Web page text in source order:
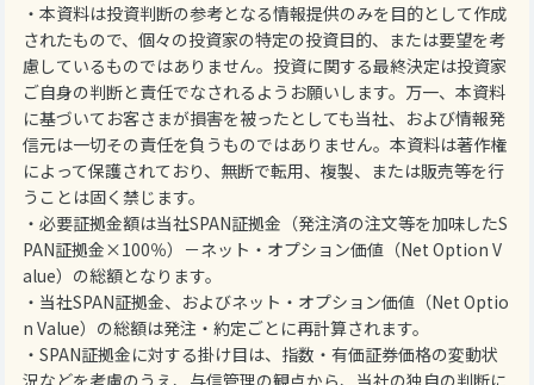
・本資料は投資判断の参考となる情報提供のみを目的として作成
されたもので、個々の投資家の特定の投資目的、または要望を考
慮しているものではありません。投資に関する最終決定は投資家
ご自身の判断と責任でなされるようお願いします。万一、本資料
に基づいてお客さまが損害を被ったとしても当社、および情報発
信元は一切その責任を負うものではありません。本資料は著作権
によって保護されており、無断で転用、複製、または販売等を行
うことは固く禁じます。
・必要証拠金額は当社SPAN証拠金（発注済の注文等を加味したS
PAN証拠金×100％）－ネット・オプション価値（Net Option V
alue）の総額となります。
・当社SPAN証拠金、およびネット・オプション価値（Net Optio
n Value）の総額は発注・約定ごとに再計算されます。
・SPAN証拠金に対する掛け目は、指数・有価証券価格の変動状